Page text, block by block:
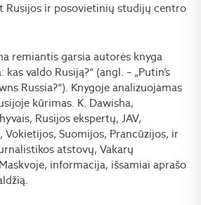
Rusijos ir posovietinių studijų centro
remiantis garsia autorės knyga
valdo Rusiją?“ (angl. – „Putin’s
Russia?“). Knygoje analizuojamas
kūrimas. K. Dawisha,
Rusijos ekspertų, JAV,
Vokietijos, Suomijos, Prancūzijos, ir
atstovų, Vakarų
informacija, išsamiai aprašo